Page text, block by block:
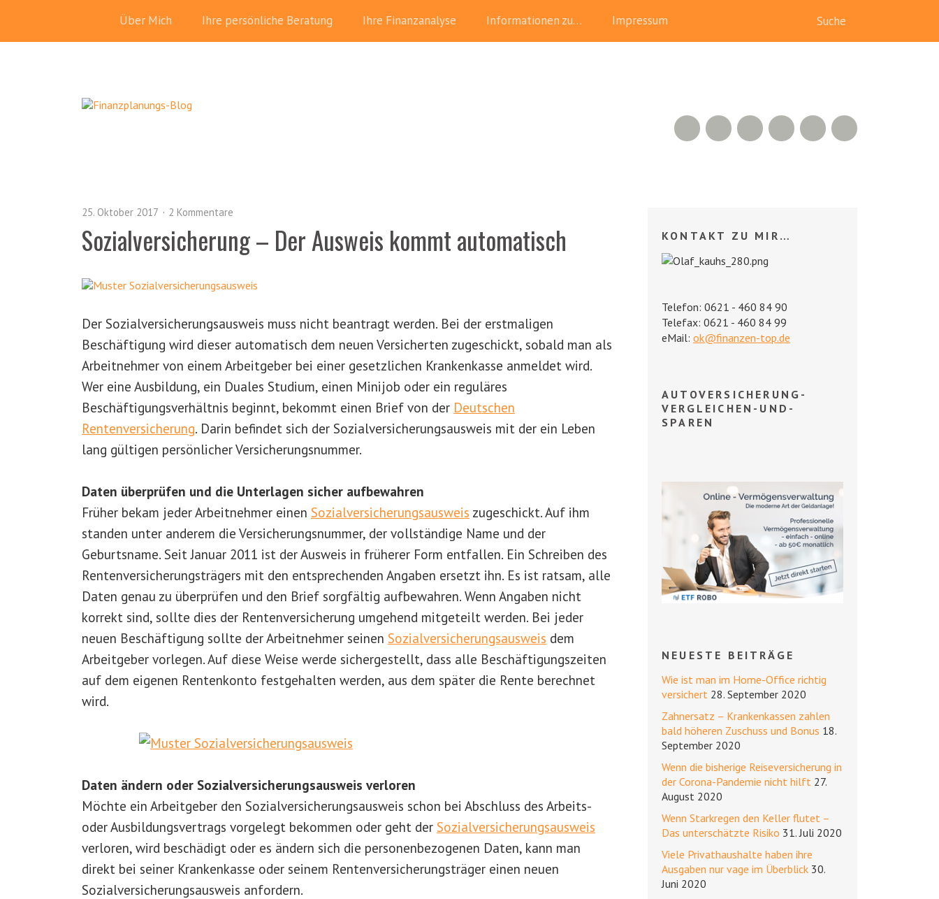
Über Mich Ihre persönliche Beratung Ihre Finanzanalyse Informationen zu… Impressum
Facebook
500px
LinkedIn
Xing
RSS Feed
25. Oktober 2017 2 Kommentare
Sozialversicherung – Der Ausweis kommt automatisch
Der Sozialversicherungsausweis muss nicht beantragt werden. Bei der erstmaligen
Beschäftigung wird dieser automatisch dem neuen Versicherten zugeschickt, sobald man als
Arbeitnehmer von einem Arbeitgeber bei einer gesetzlichen Krankenkasse anmeldet wird.
Wer eine Ausbildung, ein Duales Studium, einen Minijob oder ein reguläres
Beschäftigungsverhältnis beginnt, bekommt einen Brief von der Deutschen
Rentenversicherung. Darin befindet sich der Sozialversicherungsausweis mit der ein Leben
lang gültigen persönlicher Versicherungsnummer.
Daten überprüfen und die Unterlagen sicher aufbewahren
Früher bekam jeder Arbeitnehmer einen Sozialversicherungsausweis zugeschickt. Auf ihm
standen unter anderem die Versicherungsnummer, der vollständige Name und der
Geburtsname. Seit Januar 2011 ist der Ausweis in früherer Form entfallen. Ein Schreiben des
Rentenversicherungsträgers mit den entsprechenden Angaben ersetzt ihn. Es ist ratsam, alle
Daten genau zu überprüfen und den Brief sorgfältig aufbewahren. Wenn Angaben nicht
korrekt sind, sollte dies der Rentenversicherung umgehend mitgeteilt werden. Bei jeder
neuen Beschäftigung sollte der Arbeitnehmer seinen Sozialversicherungsausweis dem
Arbeitgeber vorlegen. Auf diese Weise werde sichergestellt, dass alle Beschäftigungszeiten
auf dem eigenen Rentenkonto festgehalten werden, aus dem später die Rente berechnet
wird.
Daten ändern oder Sozialversicherungsausweis verloren
Möchte ein Arbeitgeber den Sozialversicherungsausweis schon bei Abschluss des Arbeits-
oder Ausbildungsvertrags vorgelegt bekommen oder geht der Sozialversicherungsausweis
verloren, wird beschädigt oder es ändern sich die personenbezogenen Daten, kann man
direkt bei seiner Krankenkasse oder seinem Rentenversicherungsträger einen neuen
Sozialversicherungsausweis anfordern.
KONTAKT ZU MIR…
Telefon: 0621 - 460 84 90
Telefax: 0621 - 460 84 99
eMail: ok@finanzen-top.de
AUTOVERSICHERUNG-
VERGLEICHEN-UND-
SPAREN
NEUESTE BEITRÄGE
Wie ist man im Home-Office richtig
versichert 28. September 2020
Zahnersatz – Krankenkassen zahlen
bald höheren Zuschuss und Bonus 18.
September 2020
Wenn die bisherige Reiseversicherung in
der Corona-Pandemie nicht hilft 27.
August 2020
Wenn Starkregen den Keller flutet –
Das unterschätzte Risiko 31. Juli 2020
Viele Privathaushalte haben ihre
Ausgaben nur vage im Überblick 30.
Juni 2020